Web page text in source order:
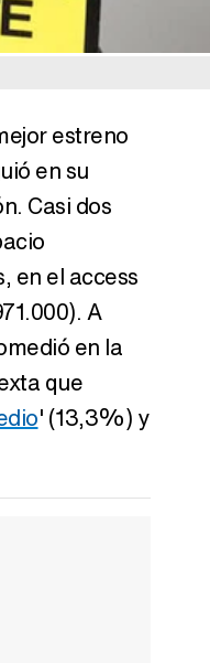
estreno
en su
Casi dos
en el access
A
en la
que
' (13,3%) y